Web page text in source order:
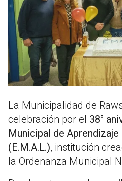
La Municipalidad de
celebración por el 38°
Municipal de
(E.M.A.L.), institución
la Ordenanza Municipal